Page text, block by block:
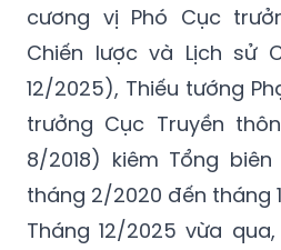
cương vị Phó Cục
Chiến lược và Lịch sử
12/2025), Thiếu tướng
trưởng Cục Truyền
8/2018) kiêm Tổng
tháng 2/2020 đến tháng
Tháng 12/2025 vừa